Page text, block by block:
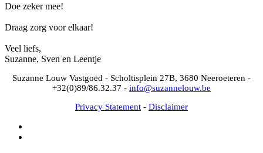
Doe zeker mee!
Draag zorg voor elkaar!
Veel liefs,
Suzanne, Sven en Leentje
Suzanne Louw Vastgoed - Scholtisplein 27B, 3680 Neeroeteren -
+32(0)89/86.32.37 - info@suzannelouw.be
Privacy Statement - Disclaimer